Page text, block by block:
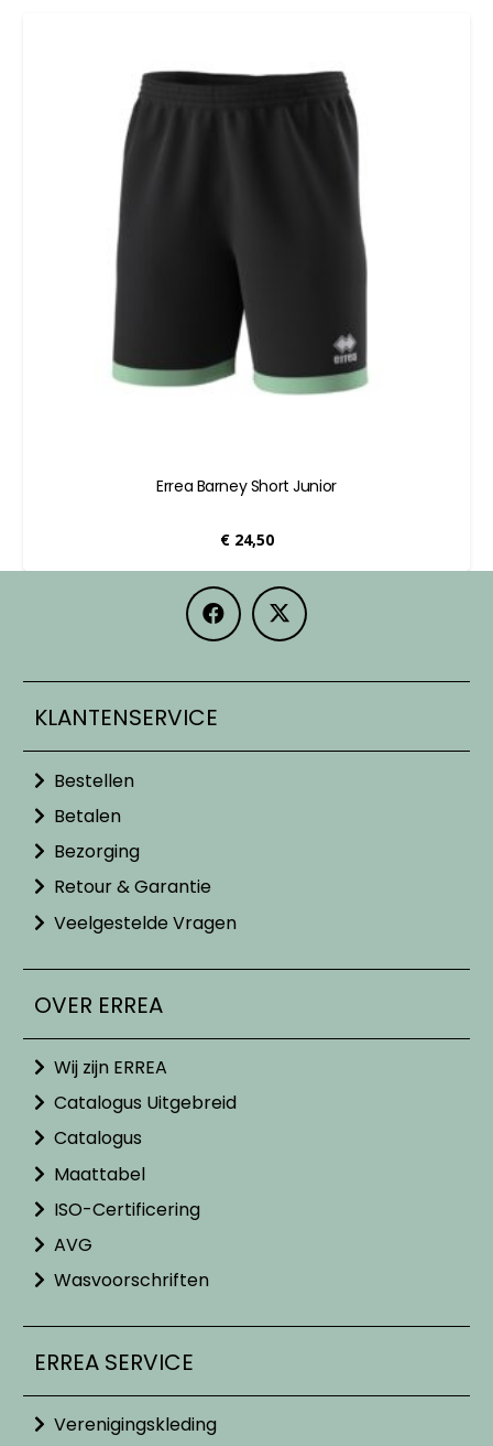
Errea Barney Short Junior
€24,50
KLANTENSERVICE
Bestellen
Betalen
Bezorging
Retour & Garantie
Veelgestelde Vragen
OVER ERREA
Wij zijn ERREA
Catalogus Uitgebreid
Catalogus
Maattabel
ISO-Certificering
AVG
Wasvoorschriften
ERREA SERVICE
Verenigingskleding